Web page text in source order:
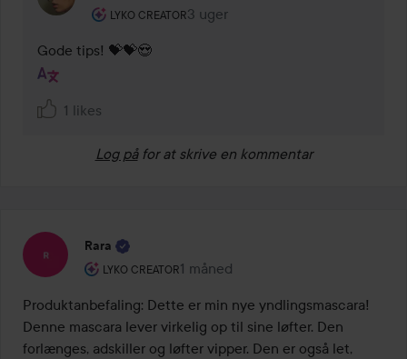
LYKO CREATOR
Brugerens rolle: Lyko Creator.
3 uger
Kommentaren lades 3 uger
Gode tips! 💝💝😍
1 likes
Log på for at skrive en kommentar
Rara
LYKO CREATOR
Brugerens rolle: Lyko Creator.
1 måned
Posten blev oprettet 1 måned
Produktanbefaling: Dette er min nye yndlingsmascara!
Denne mascara lever virkelig op til sine løfter. Den
forlænges, adskiller og løfter vipper. Den er også let,